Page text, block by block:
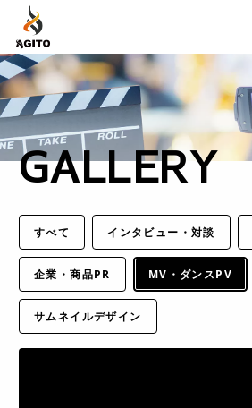
ABOUT
WORK
FLOW
GALLERY
FAQ
NEWS
CONTENTS
GALLERY
すべて インタビュー・対談
企業・商品PR MV・ダンスPV
サムネイルデザイン